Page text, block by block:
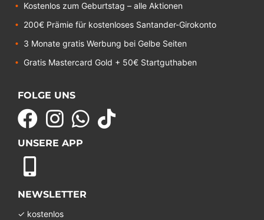
Kostenlos zum Geburtstag – alle Aktionen
200€ Prämie für kostenloses Santander-Girokonto
3 Monate gratis Werbung bei Gelbe Seiten
Gratis Mastercard Gold + 50€ Startguthaben
FOLGE UNS
UNSERE APP
NEWSLETTER
✓ kostenlos